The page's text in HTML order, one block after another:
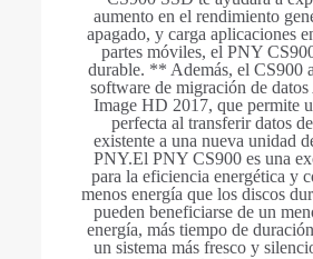
aumento en el rendimiento
apagado, y carga aplicaciones
partes móviles, el PNY
durable. ** Además, el CS900
software de migración de
Image HD 2017, que permite
perfecta al transferir datos
existente a una nueva unidad
PNY.El PNY CS900 es una
para la eficiencia energética y
menos energía que los discos
pueden beneficiarse de un
energía, más tiempo de
un sistema más fresco y